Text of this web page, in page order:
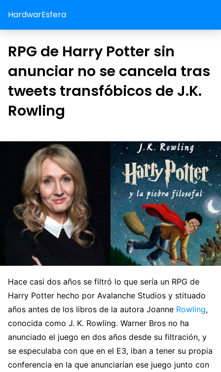
HardwarEsfera
RPG de Harry Potter sin
anunciar no se cancela tras
tweets transfóbicos de J.K.
Rowling
Hace casi dos años se filtró lo que sería un RPG de
Harry Potter hecho por Avalanche Studios y stituado
años antes de los libros de la autora Joanne Rowling,
conocida como J. K. Rowling. Warner Bros no ha
anunciado el juego en dos años desde su filtración, y
se especulaba con que en el E3, iban a tener su propia
conferencia en la que anunciarían ese juego junto con